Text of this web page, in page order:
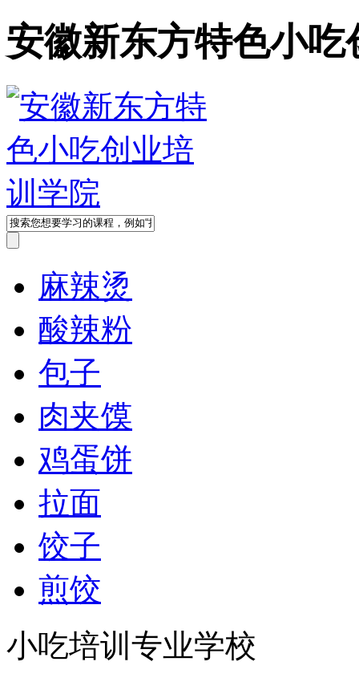
安徽新东方特色小吃
麻辣烫
酸辣粉
包子
肉夹馍
鸡蛋饼
拉面
饺子
煎饺
小吃培训专业学校